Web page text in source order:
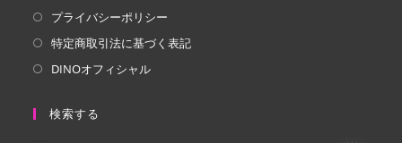
開
く
開
く
プライバシーポリシー
特定商取引法に基づく表記
DINOオフィシャル
検索する